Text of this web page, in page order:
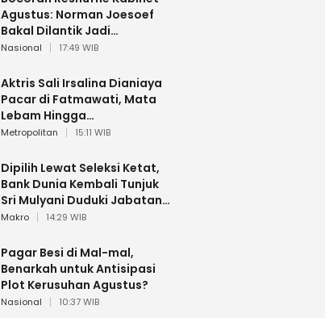
Agustus: Norman Joesoef
Bakal Dilantik Jadi
Wamenhan RI
Nasional 17:49 WIB
Aktris Sali Irsalina Dianiaya
Pacar di Fatmawati, Mata
Lebam Hingga
Diselamatkan Polantas
Metropolitan 15:11 WIB
Dipilih Lewat Seleksi Ketat,
Bank Dunia Kembali Tunjuk
Sri Mulyani Duduki Jabatan
Strategis
Makro 14:29 WIB
Pagar Besi di Mal-mal,
Benarkah untuk Antisipasi
Plot Kerusuhan Agustus?
Nasional 10:37 WIB